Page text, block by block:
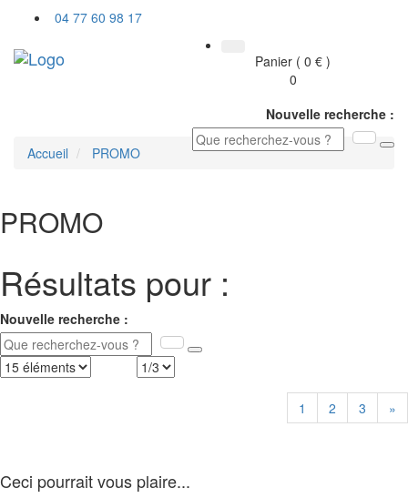
04 77 60 98 17
Panier ( 0 € )
0
Nouvelle recherche :
Accueil PROMO
PROMO
Résultats pour :
Nouvelle recherche :
1 2 3 »
Ceci pourrait vous plaire...